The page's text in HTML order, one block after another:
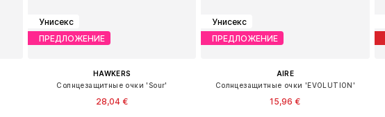
Унисекс
ПРЕДЛОЖЕНИЕ
HAWKERS
Солнцезащитные очки 'Sour'
28,04 €
Унисекс
ПРЕДЛОЖЕНИЕ
AIRE
Солнцезащитные очки 'EVOLUTION'
15,96 €